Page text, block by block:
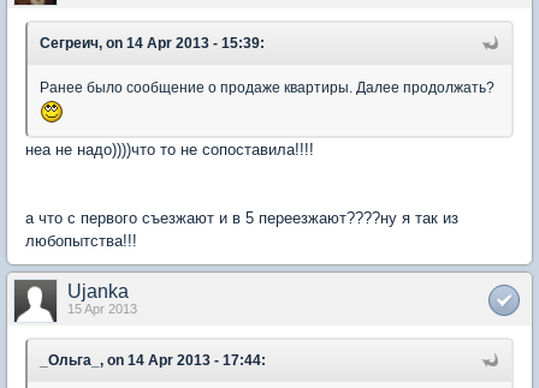
Сегреич, on 14 Apr 2013 - 15:39:
Ранее было сообщение о продаже квартиры. Далее продолжать?
неа не надо))))что то не сопоставила!!!!
а что с первого съезжают и в 5 переезжают????ну я так из
любопытства!!!
Ujanka
15 Apr 2013
_Ольга_, on 14 Apr 2013 - 17:44: